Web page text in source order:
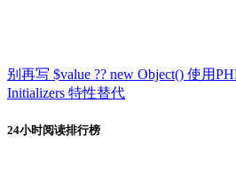
别再写 $value ?? new Object() 使用
Initializers 特性替代
24小时阅读排行榜